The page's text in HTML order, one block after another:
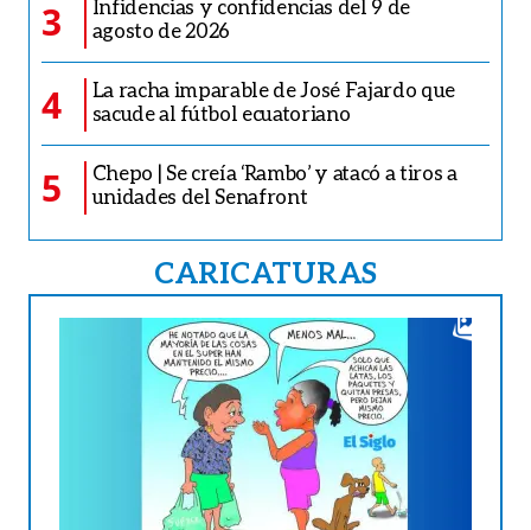
3
Infidencias y confidencias del 9 de
agosto de 2026
4
La racha imparable de José Fajardo que
sacude al fútbol ecuatoriano
5
Chepo | Se creía ‘Rambo’ y atacó a tiros a
unidades del Senafront
CARICATURAS